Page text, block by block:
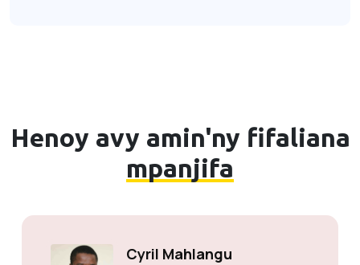
Henoy avy amin'ny fifaliana
mpanjifa
Solly Motsoane